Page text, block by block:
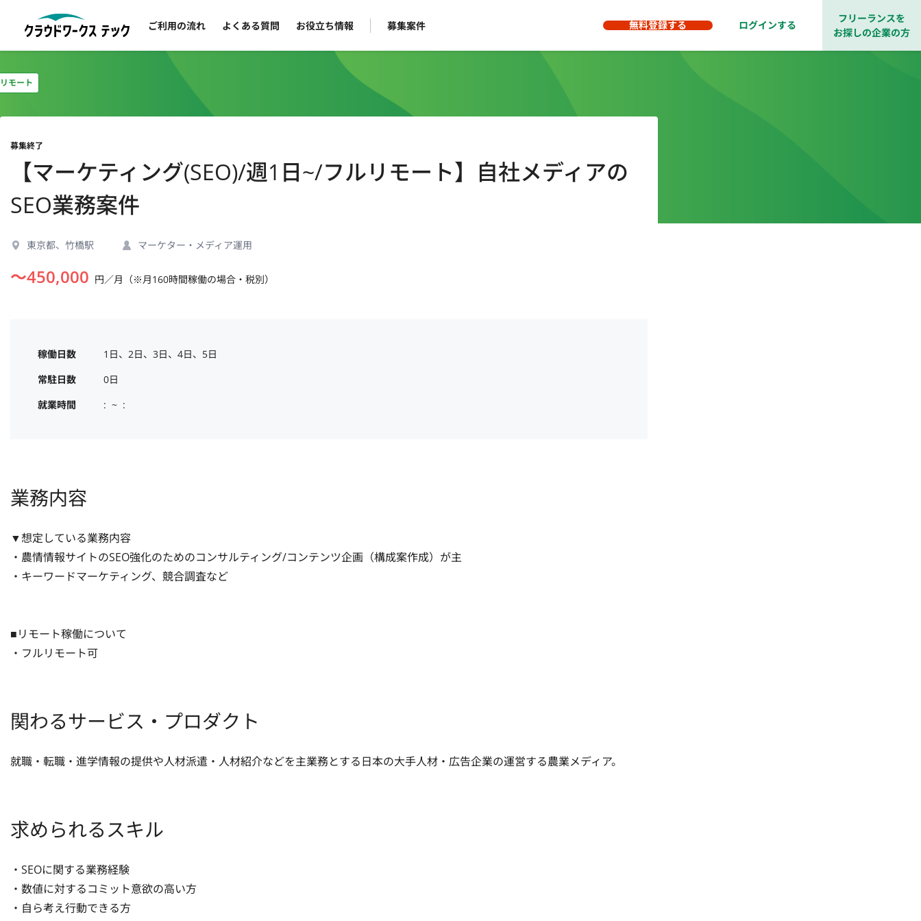
ご利用の流れ よくある質問 お役立ち情報 募集案件 無料登録する ログインする
フリーランスを
お探しの企業の方
モート
募集終了
【マーケティング(SEO)/週1日~/フルリモート】自社メディアの
SEO業務案件
東京都、竹橋駅 マーケター・メディア運用
〜450,000 円／月（※月160時間稼働の場合・税別）
稼働日数
1日、2日、3日、4日、5日
常駐日数
0日
就業時間
:  ~  :
業務内容
▼想定している業務内容
・農情情報サイトのSEO強化のためのコンサルティング/コンテンツ企画（構成案作成）が主
・キーワードマーケティング、競合調査など
■リモート稼働について
・フルリモート可
関わるサービス・プロダクト
就職・転職・進学情報の提供や人材派遣・人材紹介などを主業務とする日本の大手人材・広告企業の運営する農業メディア。
求められるスキル
・SEOに関する業務経験
・数値に対するコミット意欲の高い方
・自ら考え行動できる方